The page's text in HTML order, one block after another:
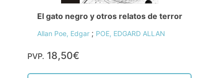
El gato negro y otros relatos de terror
Allan Poe, Edgar ; POE, EDGARD ALLAN
PVP. 18,50€